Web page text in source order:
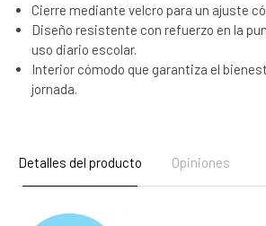
Cierre mediante velcro para un ajuste
Diseño resistente con refuerzo en la
uso diario escolar.
Interior cómodo que garantiza el
jornada.
Detalles del producto Opiniones